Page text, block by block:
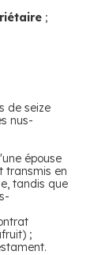
;
de seize
nus-
épouse
transmis en
tandis que
;